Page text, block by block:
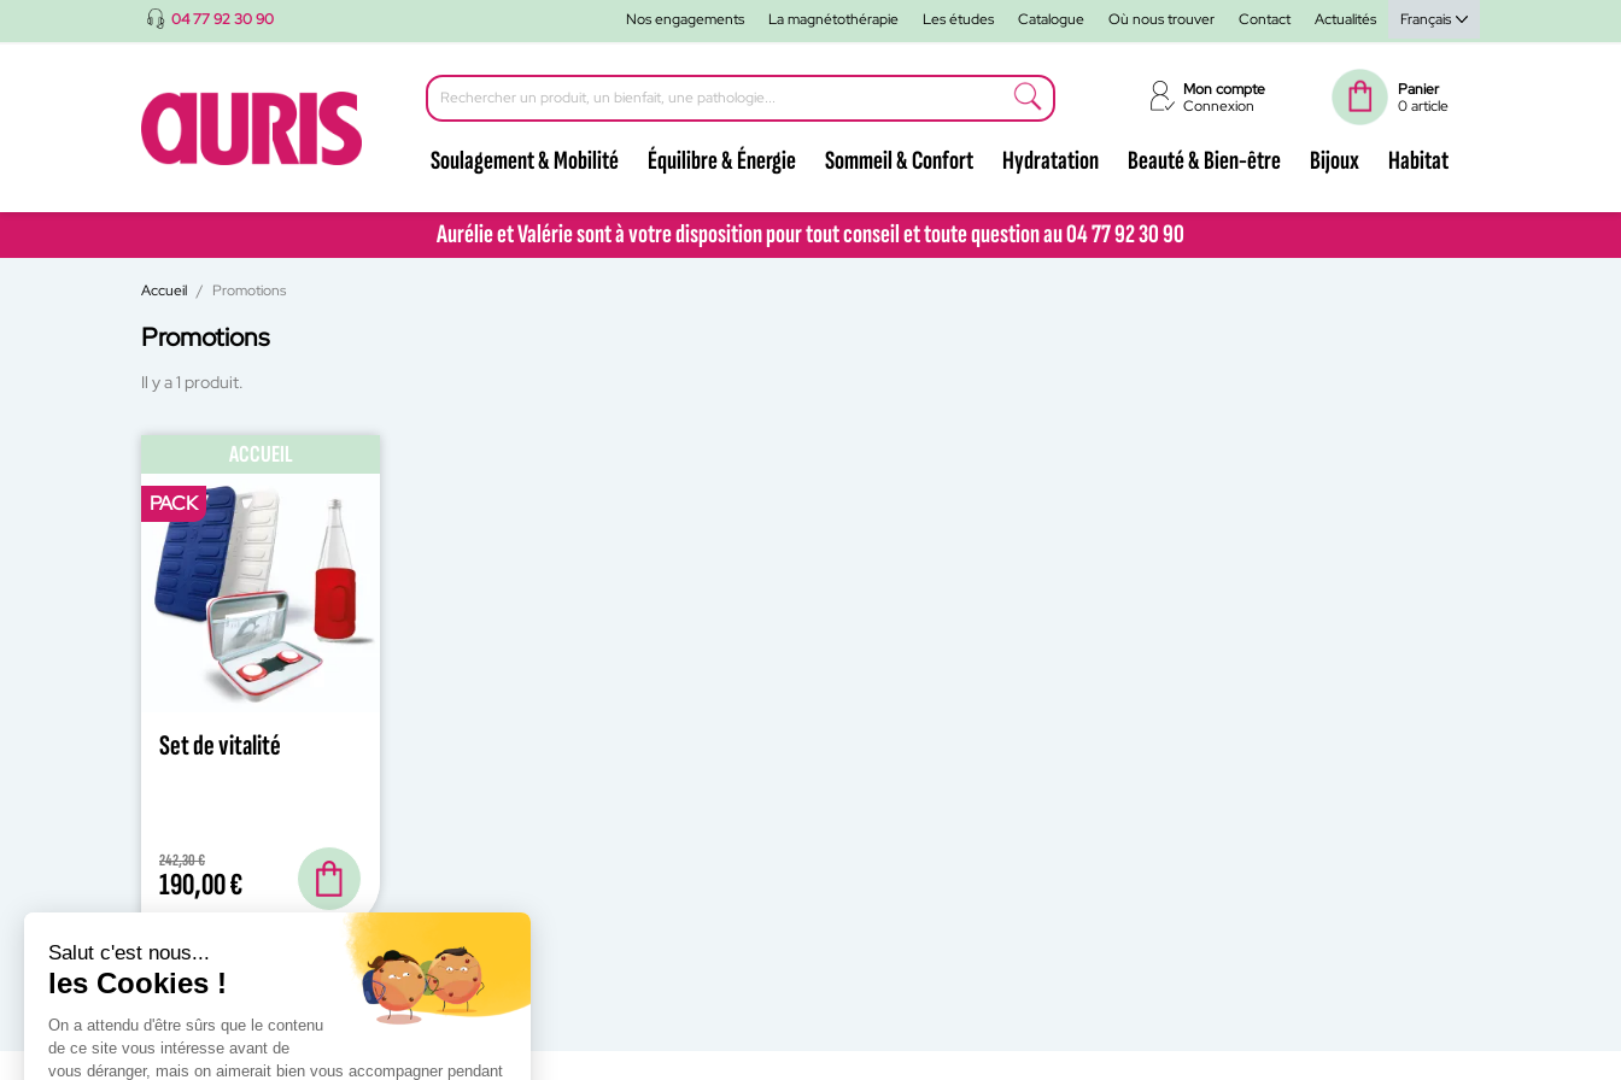
04 77 92 30 90 Nos engagements La magnétothérapie Les études Catalogue Où nous trouver Contact Actualités Français
Mon compte
Connexion
Panier
0 article
Soulagement & Mobilité Équilibre & Énergie Sommeil & Confort Hydratation Beauté & Bien-être Bijoux Habitat
Aurélie et Valérie sont à votre disposition pour tout conseil et toute question au 04 77 92 30 90
Aurélie et Valérie sont à votre disposition pour tout conseil et toute question au 04 77 92 30 90
Accueil Promotions
Promotions
Il y a 1 produit.
ACCUEIL
Set de vitalité
242,30 €
190,00 €
PACK
Salut c'est nous...
les Cookies !
On a attendu d'être sûrs que le contenu
de ce site vous intéresse avant de
vous déranger, mais on aimerait bien vous accompagner pendant